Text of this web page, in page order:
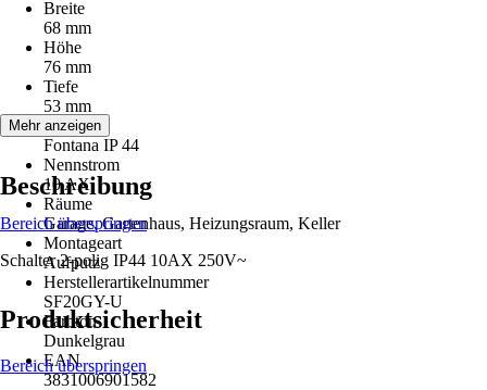
Breite
68 mm
Höhe
76 mm
Tiefe
53 mm
Serie
Fontana IP 44
Nennstrom
10 AX
Räume
Garage, Gartenhaus, Heizungsraum, Keller
Montageart
Aufputz
Herstellerartikelnummer
SF20GY-U
Farbton
Dunkelgrau
EAN
3831006901582
Mehr anzeigen
Beschreibung
Bereich überspringen
Schalter 2-polig IP44 10AX 250V~
Produktsicherheit
Bereich überspringen